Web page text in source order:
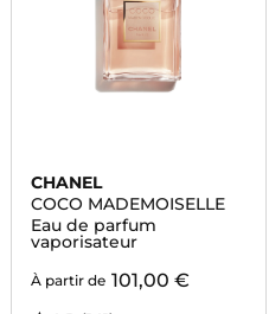
CHANEL
COCO MADEMOISELLE
Eau de parfum
vaporisateur
À partir de 101,00 €